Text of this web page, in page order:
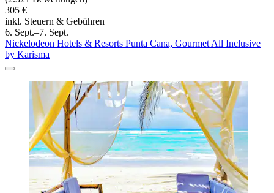
305 €
inkl. Steuern & Gebühren
6. Sept.–7. Sept.
Nickelodeon Hotels & Resorts Punta Cana, Gourmet All Inclusive
by Karisma